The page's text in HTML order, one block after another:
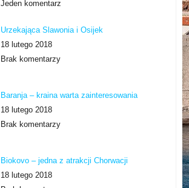
Jeden komentarz
Urzekająca Slawonia i Osijek
18 lutego 2018
Brak komentarzy
Baranja – kraina warta zainteresowania
18 lutego 2018
Brak komentarzy
Biokovo – jedna z atrakcji Chorwacji
18 lutego 2018